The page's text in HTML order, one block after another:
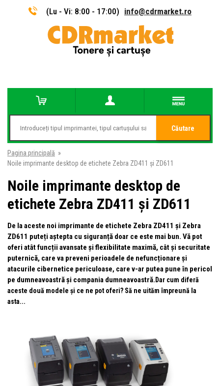
(Lu - Vi: 8:00 - 17:00) info@cdrmarket.ro
Căutare
Pagina principală »
Noile imprimante desktop de etichete Zebra ZD411 și ZD611
Noile imprimante desktop de
etichete Zebra ZD411 și ZD611
De la aceste noi imprimante de etichete Zebra ZD411 și Zebra
ZD611 puteți aștepta cu siguranță doar ce este mai bun. Vă pot
oferi atât funcții avansate și flexibilitate maximă, cât și securitate
puternică, care va preveni perioadele de nefuncționare și
atacurile cibernetice periculoase, care v-ar putea pune în pericol
pe dumneavoastră și compania dumneavoastră. Dar cum diferă
aceste două modele și ce ne pot oferi? Să ne uităm împreună la
asta...